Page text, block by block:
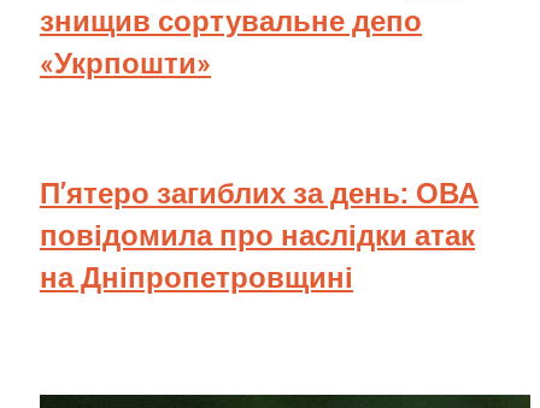
знищив сортувальне депо
«Укрпошти»
П’ятеро загиблих за день: ОВА
повідомила про наслідки атак
на Дніпропетровщині